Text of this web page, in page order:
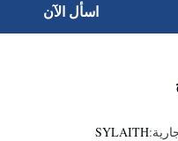
اسأل الآن
SYLAITH